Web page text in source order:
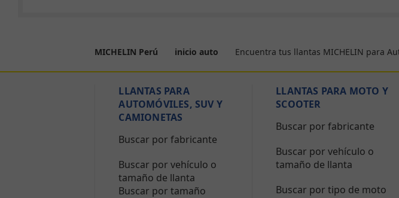
MICHELIN Perú inicio auto Encuentra tus llantas MICHELIN para
LLANTAS PARA
AUTOMÓVILES, SUV Y
CAMIONETAS
Buscar por fabricante
Buscar por vehículo o
tamaño de llanta
Buscar por tamaño
LLANTAS PARA MOTO Y
SCOOTER
Buscar por fabricante
Buscar por vehículo o
tamaño de llanta
Buscar por tipo de moto